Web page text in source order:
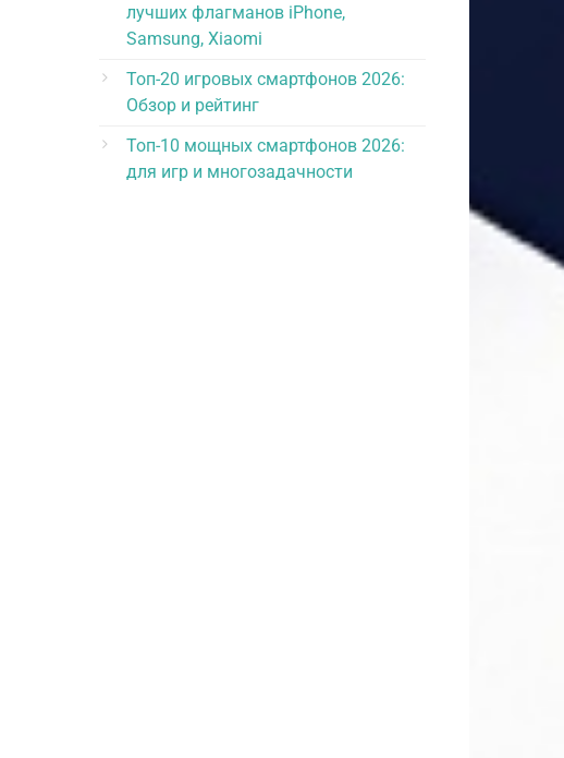
лучших флагманов iPhone,
Samsung, Xiaomi
Топ-20 игровых смартфонов 2026:
Обзор и рейтинг
Топ-10 мощных смартфонов 2026:
для игр и многозадачности